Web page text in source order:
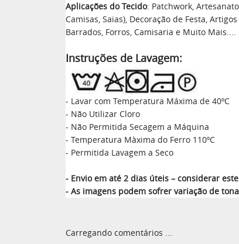
Aplicações do Tecido: Patchwork,
Camisas, Saias), Decoração de Festa,
Barrados, Forros, Camisaria e Muito Mais....
Instruções de Lavagem:
- Lavar com Temperatura Máxima de 40ºC
- Não Utilizar Cloro
- Não Permitida Secagem a Máquina
- Temperatura Màxima do Ferro 110ºC
- Permitida Lavagem a Seco
- Envio em até 2 dias úteis – considerar
- As imagens podem sofrer variação de
Carregando comentários ...